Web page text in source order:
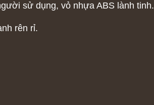
sử dụng, vỏ nhựa ABS lành tinh.
rên rỉ.